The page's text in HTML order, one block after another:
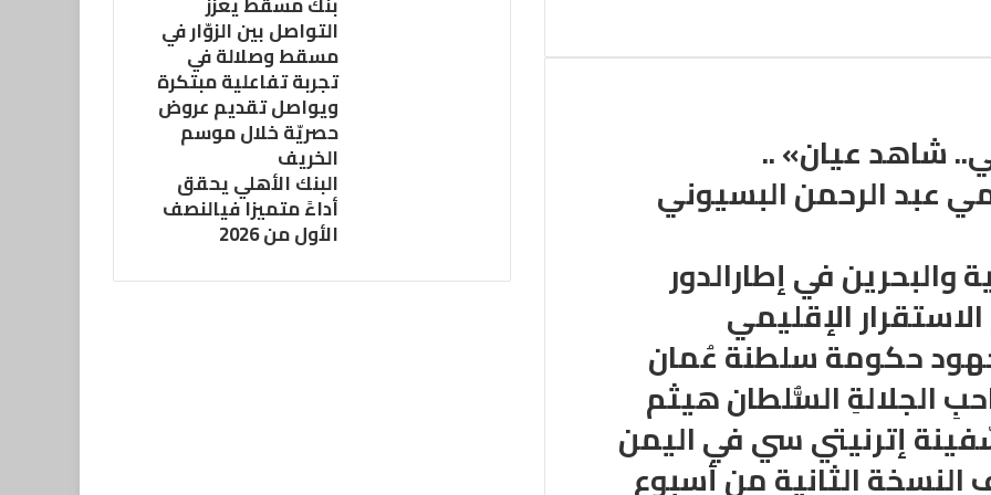
شاهد عيان» ..
عبد الرحمن البسيوني
في إطارالدور
الإقليمي
حكومة سلطنة عُمان
الجلالةِ السُّلطان هيثم
إترنيتي سي في اليمن
الثانية من أسبوع
التواصل بين الزوّار في
مسقط وصلالة في
تجربة تفاعلية مبتكرة
ويواصل تقديم عروض
حصريّة خلال موسم
الخريف
البنك الأهلي يحقق
أداءً متميزا فيالنصف
الأول من 2026